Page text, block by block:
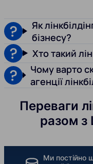
Як
бізнесу?
Хто такий
Чому варто
агенції
Переваги
разом з
Ми постійно